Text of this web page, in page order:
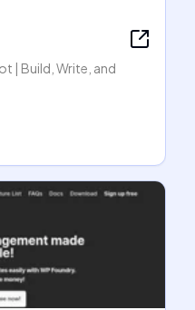
| Build, Write, and